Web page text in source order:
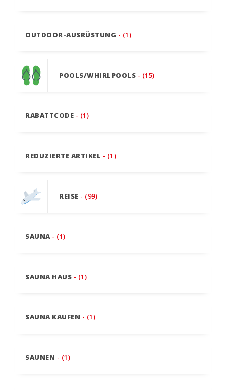
OUTDOOR-AUSRÜSTUNG - (1)
POOLS/WHIRLPOOLS - (15)
RABATTCODE - (1)
REDUZIERTE ARTIKEL - (1)
REISE - (99)
SAUNA - (1)
SAUNA HAUS - (1)
SAUNA KAUFEN - (1)
SAUNEN - (1)